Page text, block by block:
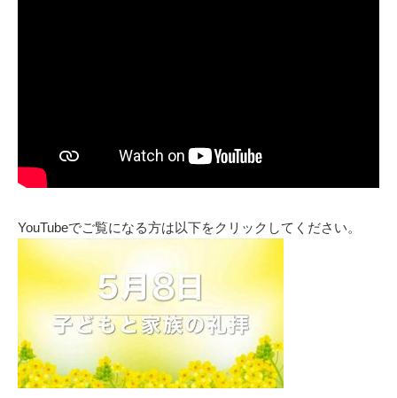
YouTubeでご覧になる方は以下をクリックしてください。